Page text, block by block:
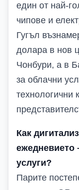
един от най-
чипове и
Гугъл
долара в нов
Чонбури, а в
за облачни
технологични
Как
ежедневието
услуги?
Парите